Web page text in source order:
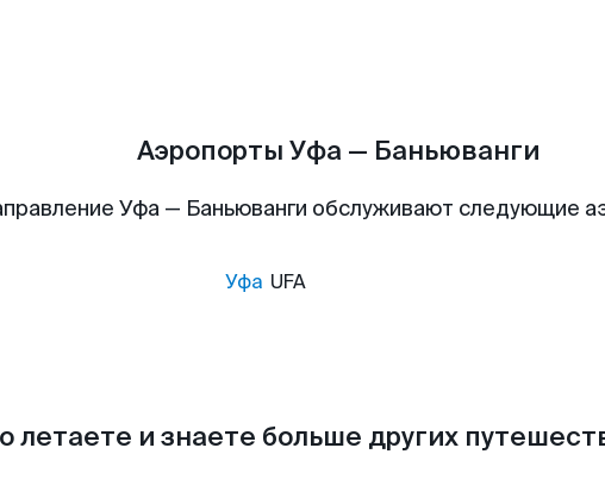
Аэропорты Уфа — Баньюванги
Уфа — Баньюванги обслуживают следующие
Уфа UFA
летаете и знаете больше других